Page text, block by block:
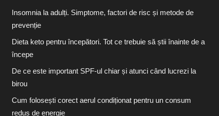
Insomnia la adulți. Simptome, factori de risc și metode de
prevenție
Dieta keto pentru începători. Tot ce trebuie să știi înainte de a
începe
De ce este important SPF-ul chiar și atunci când lucrezi la
birou
Cum folosești corect aerul condiționat pentru un consum
redus de energie